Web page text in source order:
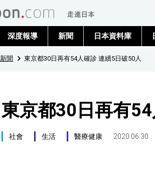
深度報導 新聞 日本資料庫
新聞 東京都30日再有54人確診 連續5日破50人
東京都30日再有
社會 生活 醫療健康 2020.06.30